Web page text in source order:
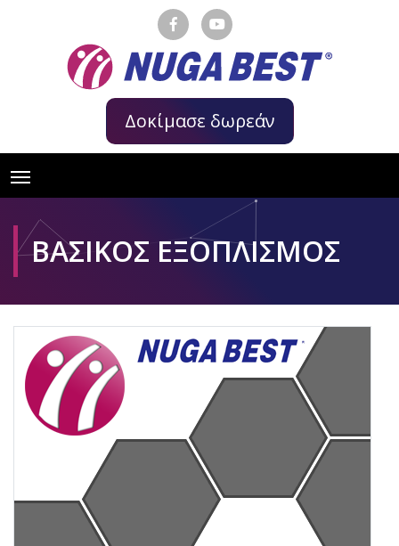
Δοκίμασε δωρεάν
ΒΑΣΙΚΟΣ ΕΞΟΠΛΙΣΜΟΣ